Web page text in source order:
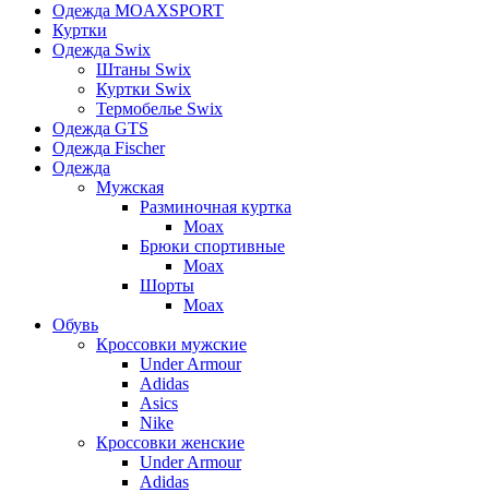
Одежда MOAXSPORT
Куртки
Одежда Swix
Штаны Swix
Куртки Swix
Термобелье Swix
Одежда GTS
Одежда Fischer
Одежда
Мужская
Разминочная куртка
Moax
Брюки спортивные
Moax
Шорты
Moax
Обувь
Кроссовки мужские
Under Armour
Adidas
Asics
Nike
Кроссовки женские
Under Armour
Adidas